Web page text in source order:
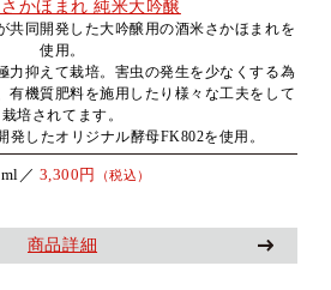
かほまれ 純米大吟醸
共同開発した大吟醸用の酒米さかほまれを
使用。
力抑えて栽培。害虫の発生を少なくする為
有機質肥料を施用したり様々な工夫をして
栽培されてます。
発したオリジナル酵母FK802を使用。
／ 3,300円 （税込）
商品詳細